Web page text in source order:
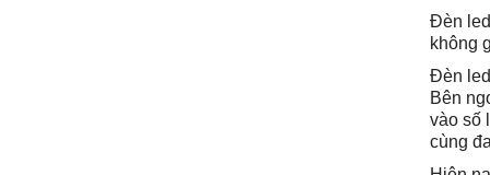
Đèn
không
Đèn
Bên
vào số
cùng